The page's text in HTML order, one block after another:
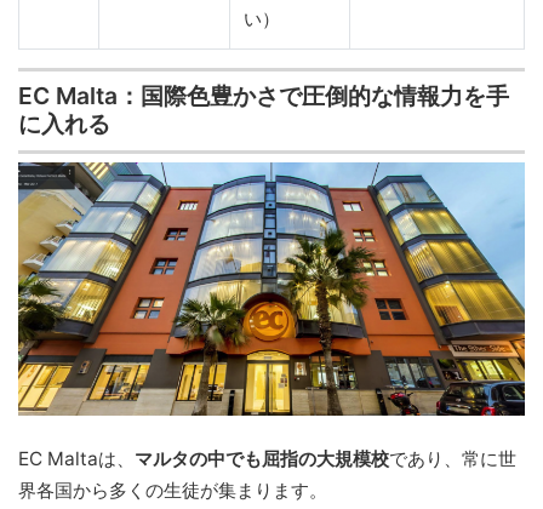
い）
EC Malta：国際色豊かさで圧倒的な情報力を手
に入れる
EC Maltaは、 マルタの中でも屈指の大規模校であり、常に世
界各国から多くの生徒が集まります。